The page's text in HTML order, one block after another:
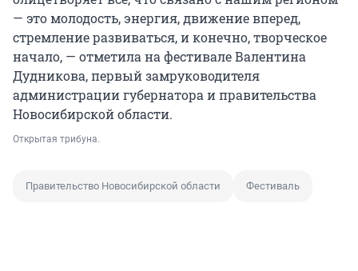
— это молодость, энергия, движение вперед,
стремление развиваться, и конечно, творческое
начало, — отметила на фестивале Валентина
Дудникова, первый замруководителя
администрации губернатора и правительства
Новосибирской области.
Открытая трибуна.
Правительство Новосибирской области Фестиваль